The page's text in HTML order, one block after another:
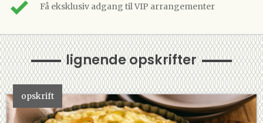
Få eksklusiv adgang til VIP arrangementer
lignende opskrifter
opskrift